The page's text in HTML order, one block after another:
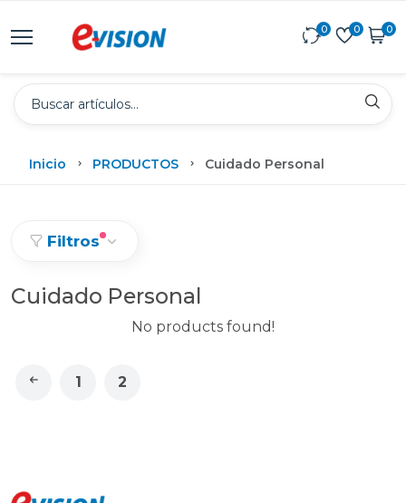
0 0 0
Inicio PRODUCTOS Cuidado Personal
Filtros
Cuidado Personal
No products found!
1 2